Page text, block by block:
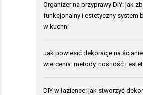
Organizer na przyprawy DIY: jak
funkcjonalny i estetyczny system
w kuchni
Jak powiesić dekoracje na
wiercenia: metody, nośność i
DIY w łazience: jak stworzyć